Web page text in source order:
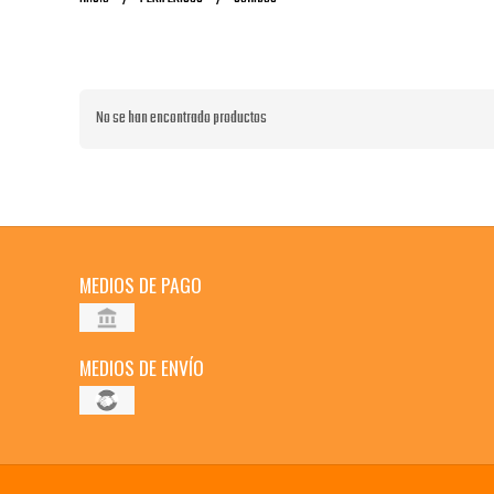
No se han encontrado productos
MEDIOS DE PAGO
MEDIOS DE ENVÍO